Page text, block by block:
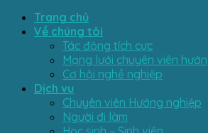
Trang chủ
Về chúng tôi
Tác động tích cực
Mạng lưới chuyên viên
Cơ hội nghề nghiệp
Dịch vụ
Chuyên viên Hướng nghiệp
Người đi làm